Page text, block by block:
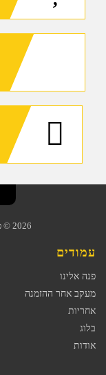
2026
©
עמודים
פנה אלינו
מעקב אחר ההזמנה
אחריות
בלוג
אודות